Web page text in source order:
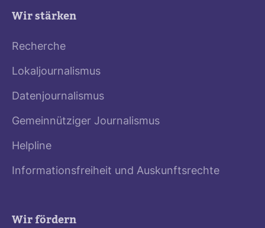
Wir stärken
Recherche
Lokaljournalismus
Datenjournalismus
Gemeinnütziger Journalismus
Helpline
Informationsfreiheit und Auskunftsrechte
Wir fördern